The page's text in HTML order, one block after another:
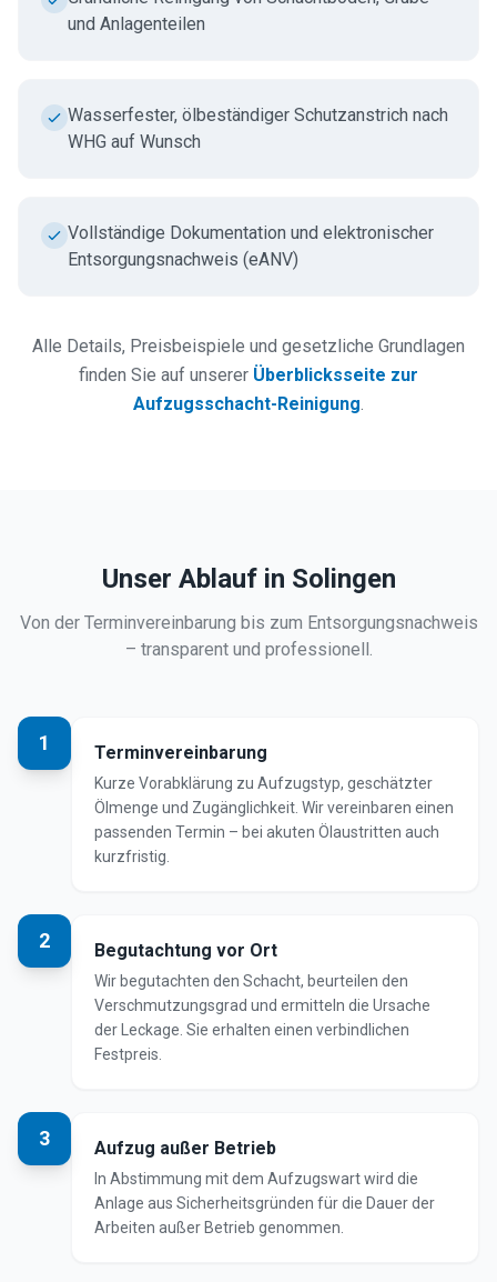
und Anlagenteilen
Wasserfester, ölbeständiger Schutzanstrich nach
WHG auf Wunsch
Vollständige Dokumentation und elektronischer
Entsorgungsnachweis (eANV)
Alle Details, Preisbeispiele und gesetzliche Grundlagen
finden Sie auf unserer Überblicksseite zur
Aufzugsschacht-Reinigung.
Unser Ablauf in Solingen
Von der Terminvereinbarung bis zum Entsorgungsnachweis
– transparent und professionell.
1 Terminvereinbarung
Kurze Vorabklärung zu Aufzugstyp, geschätzter
Ölmenge und Zugänglichkeit. Wir vereinbaren einen
passenden Termin – bei akuten Ölaustritten auch
kurzfristig.
2 Begutachtung vor Ort
Wir begutachten den Schacht, beurteilen den
Verschmutzungsgrad und ermitteln die Ursache
der Leckage. Sie erhalten einen verbindlichen
Festpreis.
3 Aufzug außer Betrieb
In Abstimmung mit dem Aufzugswart wird die
Anlage aus Sicherheitsgründen für die Dauer der
Arbeiten außer Betrieb genommen.